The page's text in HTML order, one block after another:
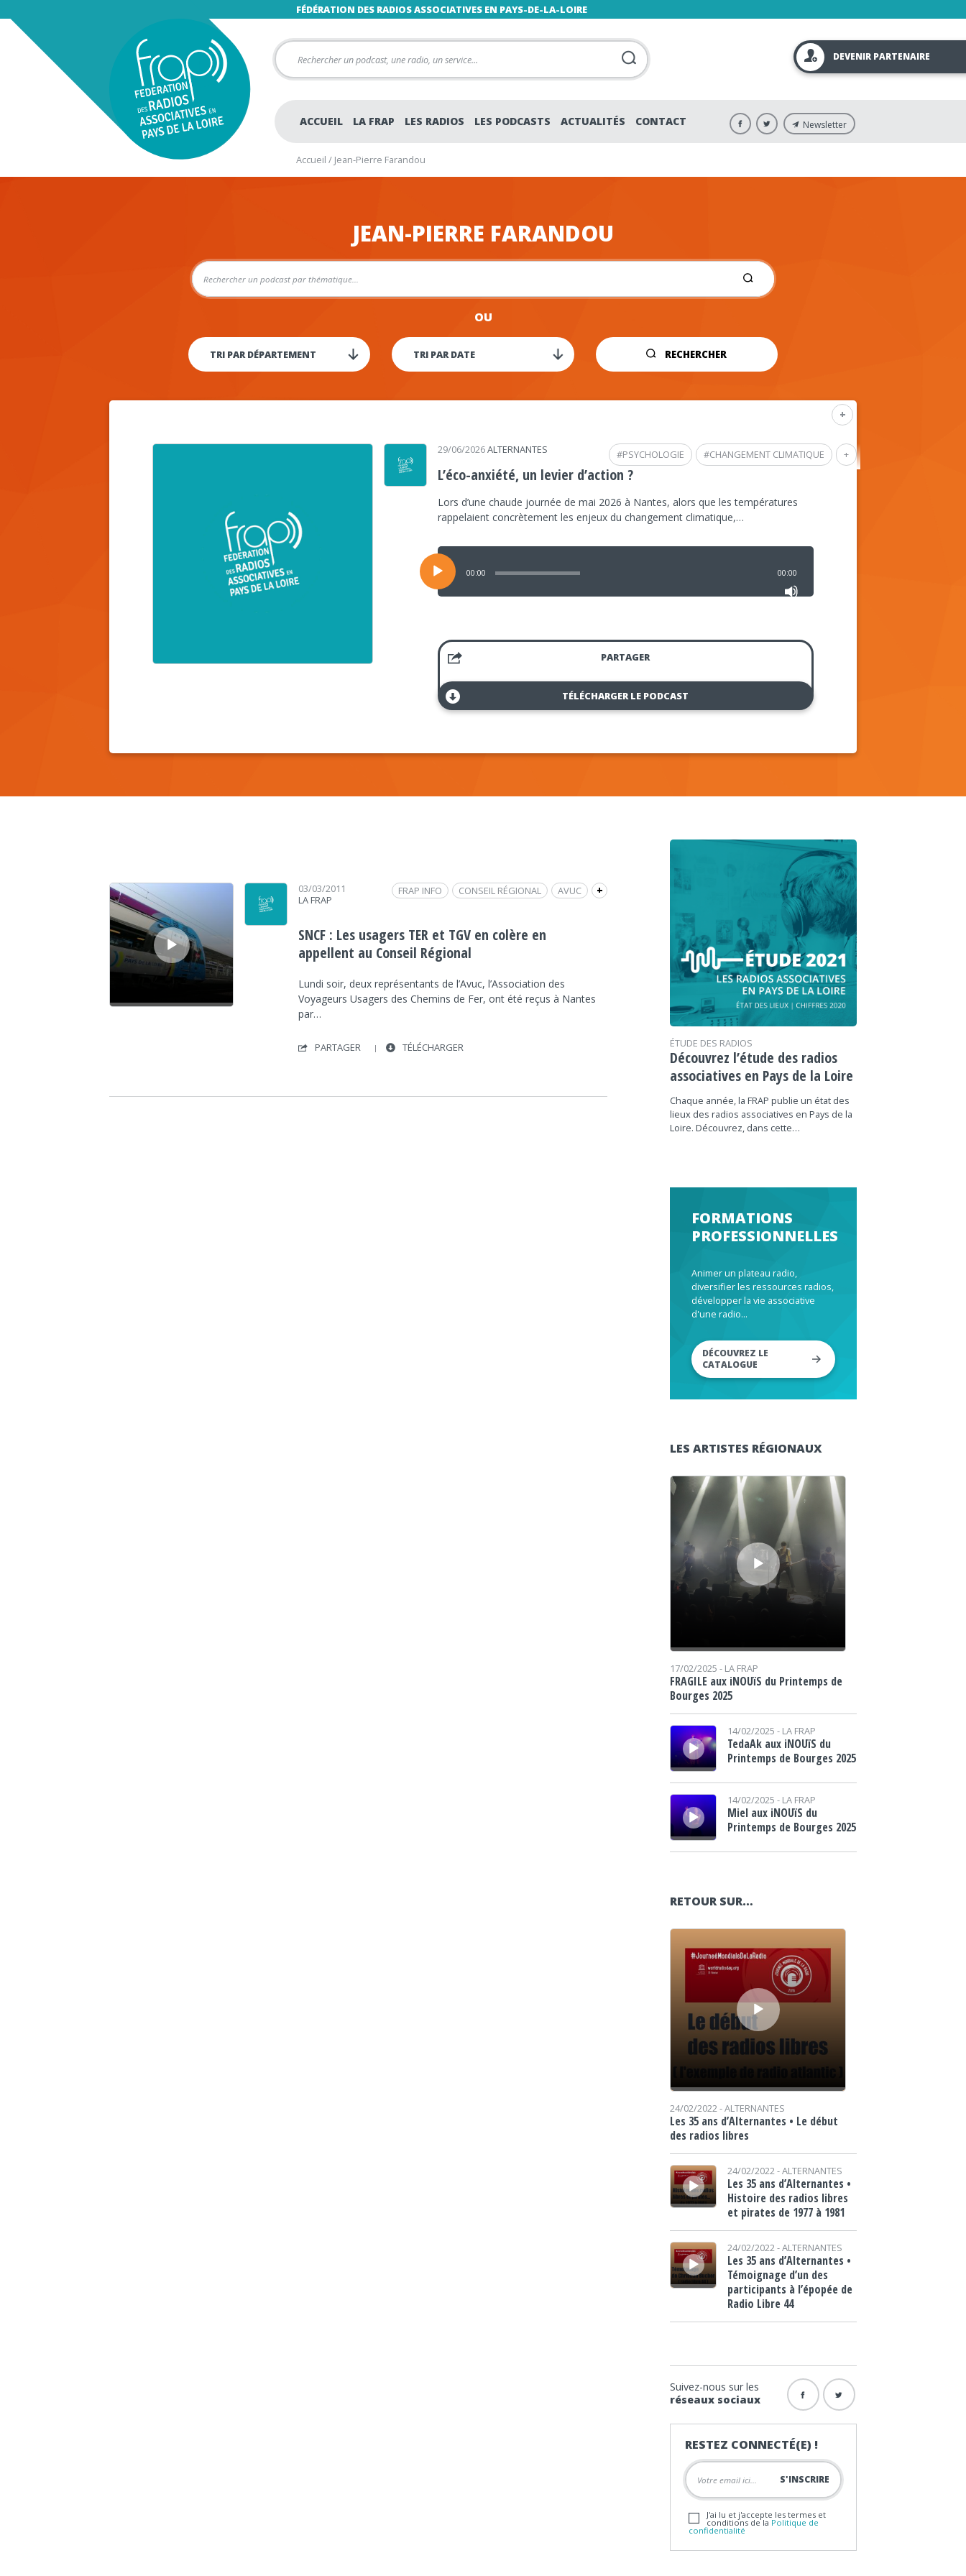
FÉDÉRATION DES RADIOS ASSOCIATIVES EN PAYS-DE-LA-LOIRE
DEVENIR PARTENAIRE
ACCUEIL LA FRAP LES RADIOS LES PODCASTS ACTUALITÉS CONTACT Newsletter
Accueil / Jean-Pierre Farandou
JEAN-PIERRE FARANDOU
OU
RECHERCHER
+
+
#CHANGEMENT CLIMATIQUE
#PSYCHOLOGIE
29/06/2026ALTERNANTES
L’éco-anxiété, un levier d’action ?
Lors d’une chaude journée de mai 2026 à Nantes, alors que les températures
rappelaient concrètement les enjeux du changement climatique,…
Lecteur
audio
00:00 00:00
PARTAGER
TÉLÉCHARGER LE PODCAST
Lecteur audio
03/03/2011
LA FRAP
+
AVUC
CONSEIL RÉGIONAL
FRAP INFO
MICHEL POTTIER
PHILIPPE BERQUIN
TER
TGV
TRANSPORTS
USAGERS
XAVIER COHADON
SNCF : Les usagers TER et TGV en colère en
appellent au Conseil Régional
Lundi soir, deux représentants de l’Avuc, l’Association des
Voyageurs Usagers des Chemins de Fer, ont été reçus à Nantes
par…
PARTAGER TÉLÉCHARGER ÉTUDE DES RADIOS
Découvrez l’étude des radios
associatives en Pays de la Loire
Chaque année, la FRAP publie un état des
lieux des radios associatives en Pays de la
Loire. Découvrez, dans cette…
FORMATIONS
PROFESSIONNELLES
Animer un plateau radio,
diversifier les ressources radios,
développer la vie associative
d'une radio...
DÉCOUVREZ LE
CATALOGUE
LES ARTISTES RÉGIONAUX
Lecteur audio
17/02/2025 - LA FRAP
FRAGILE aux iNOUïS du Printemps de
Bourges 2025
Lecteur audio
14/02/2025 - LA FRAP
TedaAk aux iNOUïS du
Printemps de Bourges 2025
Lecteur audio 14/02/2025 - LA FRAP
Miel aux iNOUïS du
Printemps de Bourges 2025
RETOUR SUR…
Lecteur audio
24/02/2022 -ALTERNANTES
Les 35 ans d’Alternantes • Le début
des radios libres
Lecteur audio
24/02/2022 -ALTERNANTES
Les 35 ans d’Alternantes •
Histoire des radios libres
et pirates de 1977 à 1981
Lecteur audio
24/02/2022 -ALTERNANTES
Les 35 ans d’Alternantes •
Témoignage d’un des
participants à l’épopée de
Radio Libre 44
Suivez-nous sur les
réseaux sociaux
RESTEZ CONNECTÉ(E) !
J'ai lu et j'accepte les termes et
conditions de la Politique de
confidentialité